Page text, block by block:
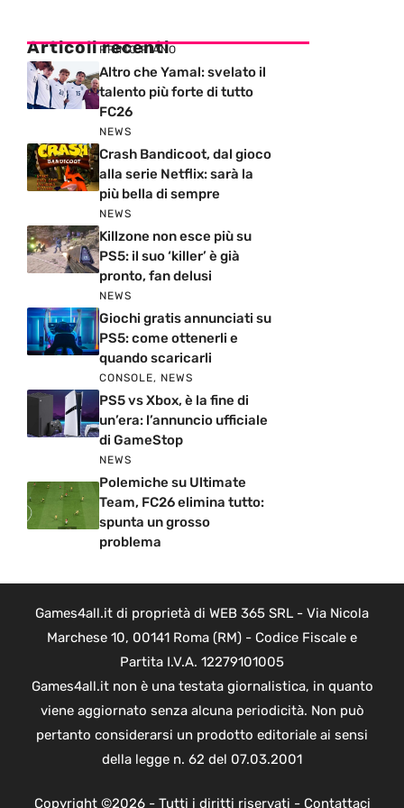
Articoli recenti
PRIMO PIANO
Altro che Yamal: svelato il
talento più forte di tutto
FC26
NEWS
Crash Bandicoot, dal gioco
alla serie Netflix: sarà la
più bella di sempre
NEWS
Killzone non esce più su
PS5: il suo ‘killer’ è già
pronto, fan delusi
NEWS
Giochi gratis annunciati su
PS5: come ottenerli e
quando scaricarli
CONSOLE, NEWS
PS5 vs Xbox, è la fine di
un’era: l’annuncio ufficiale
di GameStop
NEWS
Polemiche su Ultimate
Team, FC26 elimina tutto:
spunta un grosso
problema
Games4all.it di proprietà di WEB 365 SRL - Via Nicola
Marchese 10, 00141 Roma (RM) - Codice Fiscale e
Partita I.V.A. 12279101005
Games4all.it non è una testata giornalistica, in quanto
viene aggiornato senza alcuna periodicità. Non può
pertanto considerarsi un prodotto editoriale ai sensi
della legge n. 62 del 07.03.2001
Copyright ©2026 - Tutti i diritti riservati - Contattaci